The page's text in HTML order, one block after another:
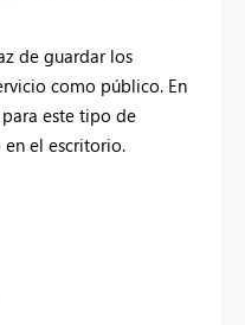
de guardar los
como público. En
este tipo de
el escritorio.